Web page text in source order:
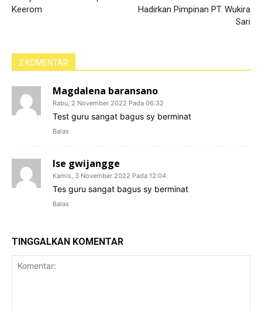
Keerom
Hadirkan Pimpinan PT. Wukira
Sari
2 KOMENTAR
Magdalena baransano
Rabu, 2 November 2022 Pada 06:32
Test guru sangat bagus sy berminat
Balas
Ise gwijangge
Kamis, 3 November 2022 Pada 12:04
Tes guru sangat bagus sy berminat
Balas
TINGGALKAN KOMENTAR